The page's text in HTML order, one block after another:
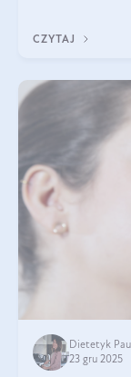
bydlęcy.
CZYTAJ
Dietetyk
23 gru 2025